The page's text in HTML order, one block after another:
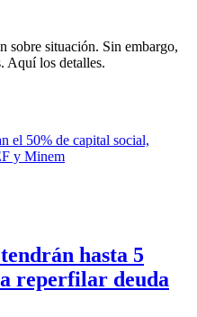
sobre situación. Sin embargo,
Aquí los detalles.
hasta 5
reperfilar deuda